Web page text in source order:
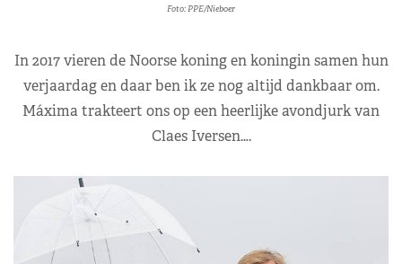
Foto: PPE/Nieboer
In 2017 vieren de Noorse koning en koningin samen hun
verjaardag en daar ben ik ze nog altijd dankbaar om.
Máxima trakteert ons op een heerlijke avondjurk van
Claes Iversen….